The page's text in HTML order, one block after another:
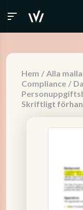
Hem / Alla
Compliance /
Skriftligt